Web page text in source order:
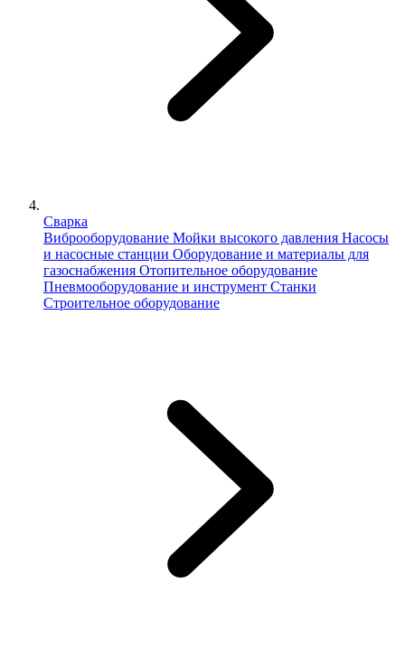
Сварка
Виброоборудование Мойки высокого давления Насосы
и насосные станции Оборудование и материалы для
газоснабжения Отопительное оборудование
Пневмооборудование и инструмент Станки
Строительное оборудование